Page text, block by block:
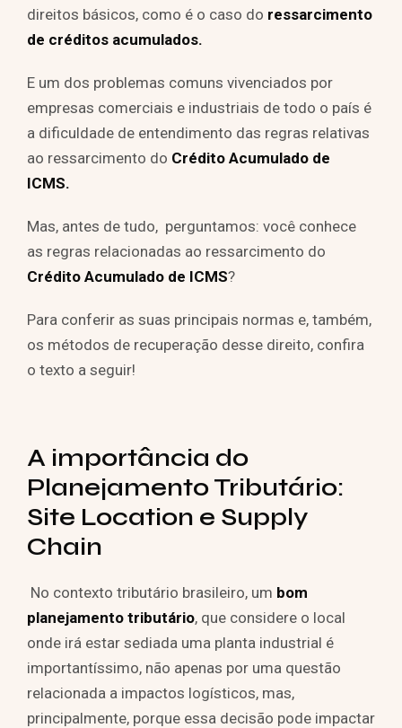
direitos básicos, como é o caso do ressarcimento
de créditos acumulados.
E um dos problemas comuns vivenciados por
empresas comerciais e industriais de todo o país é
a dificuldade de entendimento das regras relativas
ao ressarcimento do Crédito Acumulado de
ICMS.
Mas, antes de tudo, perguntamos: você conhece
as regras relacionadas ao ressarcimento do
Crédito Acumulado de ICMS?
Para conferir as suas principais normas e, também,
os métodos de recuperação desse direito, confira
o texto a seguir!
A importância do
Planejamento Tributário:
Site Location e Supply
Chain
No contexto tributário brasileiro, um bom
planejamento tributário, que considere o local
onde irá estar sediada uma planta industrial é
importantíssimo, não apenas por uma questão
relacionada a impactos logísticos, mas,
principalmente, porque essa decisão pode impactar